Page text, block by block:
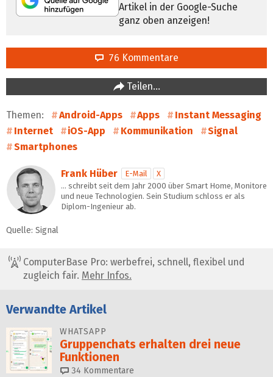
Artikel in der Google-Suche
ganz oben anzeigen!
76 Kommentare
Teilen…
Themen: Android-Apps Apps
Instant Messaging
Internet
iOS-App Kommunikation
Signal
Smartphones
Frank Hüber E-Mail
X
… schreibt seit dem Jahr 2000 über Smart Home, Monitore
und neue Technologien. Sein Studium schloss er als
Diplom-Ingenieur ab.
Quelle: Signal
ComputerBase Pro: werbefrei, schnell, flexibel und
zugleich fair. Mehr Infos.
Verwandte Artikel
WHATSAPP
Gruppenchats erhalten drei neue
Funktionen
34 Kommentare